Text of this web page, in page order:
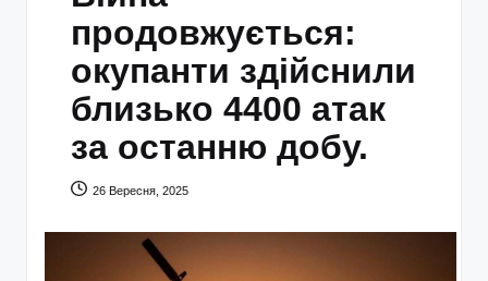
продовжується:
окупанти здійснили
близько 4400 атак
за останню добу.
26 Вересня, 2025